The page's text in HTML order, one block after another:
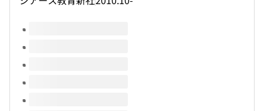
このタイトルの巻号